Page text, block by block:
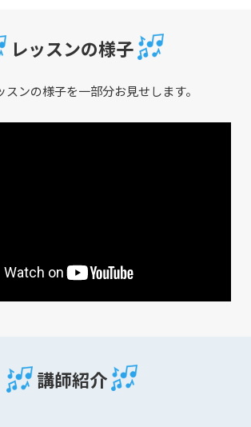
レッスンの様子
スンの様子を一部分お見せします。
講師紹介